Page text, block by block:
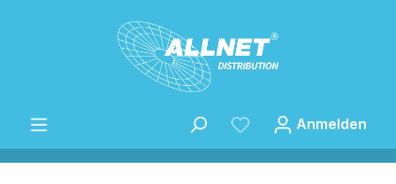
Zum Hauptinhalt springen
Anmelden